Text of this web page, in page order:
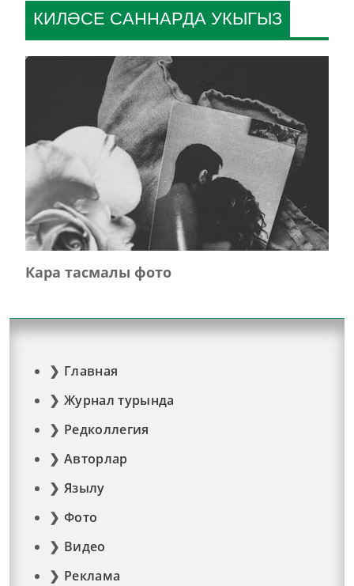
КИЛӘСЕ САННАРДА УКЫГЫЗ
Кара тасмалы фото
Главная
Журнал турында
Редколлегия
Авторлар
Язылу
Фото
Видео
Реклама